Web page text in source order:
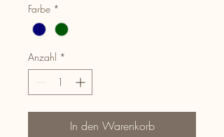
Farbe *
Anzahl *
In den Warenkorb